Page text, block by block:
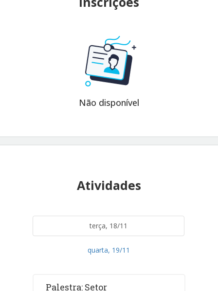
Não disponível
Atividades
terça, 18/11
quarta, 19/11
Palestra: Setor